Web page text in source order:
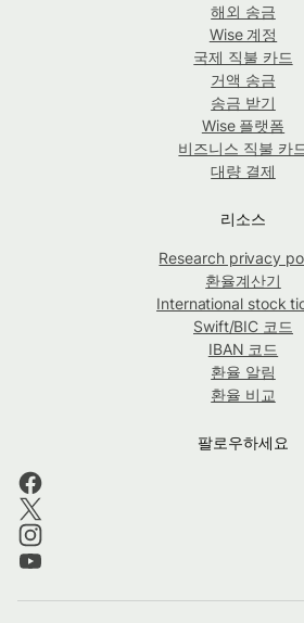
해외 송금
Wise 계정
국제 직불 카드
거액 송금
송금 받기
Wise 플랫폼
비즈니스 직불 카
대량 결제
리소스
Research privacy
환율계산기
International stock
Swift/BIC 코드
IBAN 코드
환율 알림
환율 비교
팔로우하세요